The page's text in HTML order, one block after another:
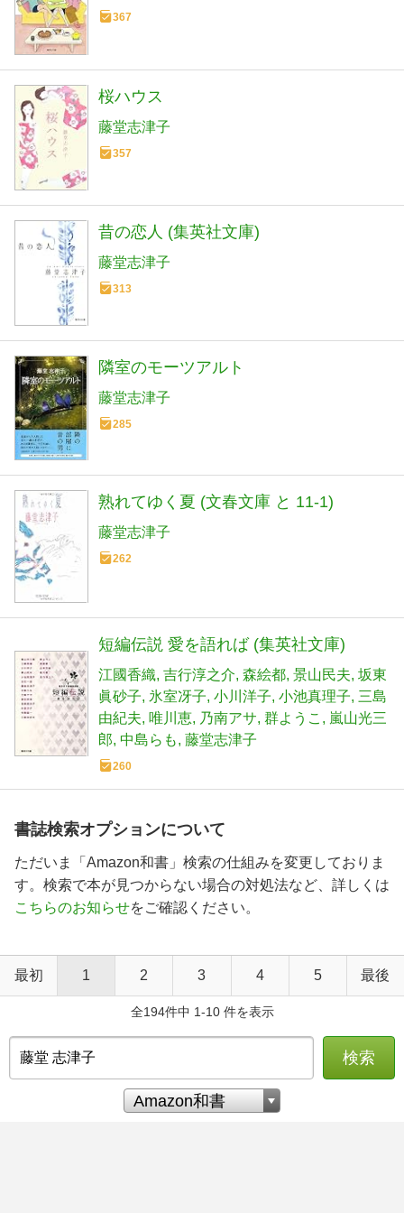
367
桜ハウス
藤堂志津子
357
昔の恋人 (集英社文庫)
藤堂志津子
313
隣室のモーツアルト
藤堂志津子
285
熟れてゆく夏 (文春文庫 と 11-1)
藤堂志津子
262
短編伝説 愛を語れば (集英社文庫)
江國香織 吉行淳之介 森絵都 景山民夫 坂東
眞砂子 氷室冴子 小川洋子 小池真理子 三島
由紀夫 唯川恵 乃南アサ 群ようこ
嵐山光三
郎 中島らも 藤堂志津子
260
書誌検索オプションについて
ただいま「Amazon和書」検索の仕組みを変更しておりま
す。検索で本が見つからない場合の対処法など、詳しくは
こちらのお知らせをご確認ください。
最初 1 2 3 4 5 最後
全194件中 1-10 件を表示
検索